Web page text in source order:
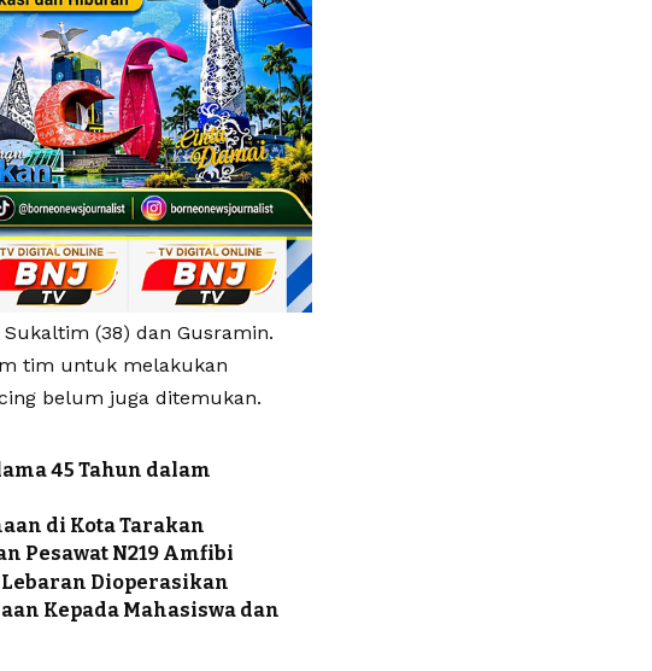
(38) dan Gusramin.
tim untuk melakukan
belum juga ditemukan.
45 Tahun dalam
di Kota Tarakan
Pesawat N219 Amfibi
Dioperasikan
Kepada Mahasiswa dan